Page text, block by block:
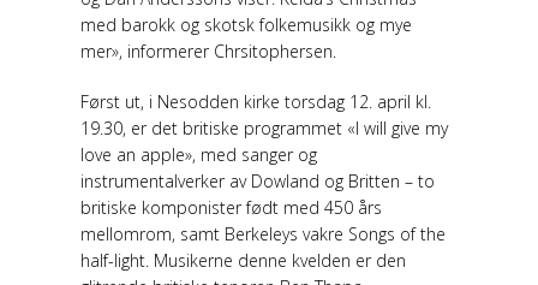
med barokk og skotsk folkemusikk og mye
mer», informerer Chrsitophersen.
Først ut, i Nesodden kirke torsdag 12. april kl.
19.30, er det britiske programmet «I will give my
love an apple», med sanger og
instrumentalverker av Dowland og Britten – to
britiske komponister født med 450 års
mellomrom, samt Berkeleys vakre Songs of the
half-light. Musikerne denne kvelden er den